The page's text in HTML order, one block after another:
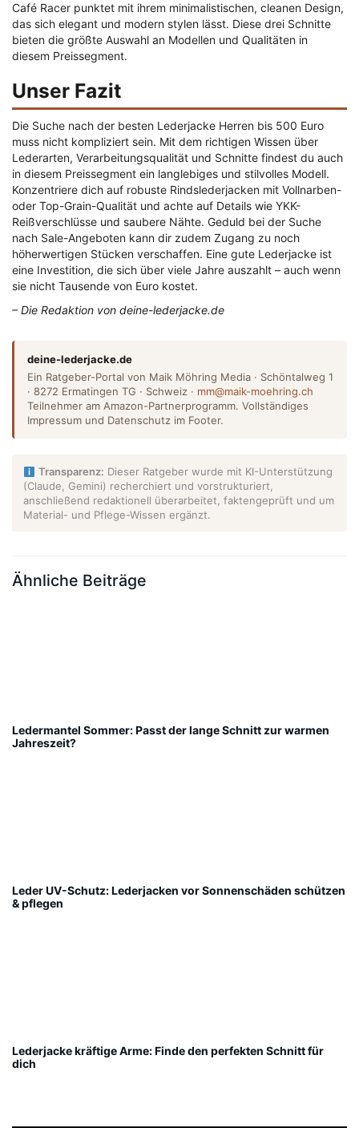
Café Racer punktet mit ihrem minimalistischen, cleanen Design,
das sich elegant und modern stylen lässt. Diese drei Schnitte
bieten die größte Auswahl an Modellen und Qualitäten in
diesem Preissegment.
Unser Fazit
Die Suche nach der besten Lederjacke Herren bis 500 Euro
muss nicht kompliziert sein. Mit dem richtigen Wissen über
Lederarten, Verarbeitungsqualität und Schnitte findest du auch
in diesem Preissegment ein langlebiges und stilvolles Modell.
Konzentriere dich auf robuste Rindslederjacken mit Vollnarben-
oder Top-Grain-Qualität und achte auf Details wie YKK-
Reißverschlüsse und saubere Nähte. Geduld bei der Suche
nach Sale-Angeboten kann dir zudem Zugang zu noch
höherwertigen Stücken verschaffen. Eine gute Lederjacke ist
eine Investition, die sich über viele Jahre auszahlt – auch wenn
sie nicht Tausende von Euro kostet.
– Die Redaktion von deine-lederjacke.de
deine-lederjacke.de
Ein Ratgeber-Portal von Maik Möhring Media · Schöntalweg 1
· 8272 Ermatingen TG · Schweiz · mm@maik-moehring.ch
Teilnehmer am Amazon-Partnerprogramm. Vollständiges
Impressum und Datenschutz im Footer.
Transparenz: Dieser Ratgeber wurde mit KI-Unterstützung
(Claude, Gemini) recherchiert und vorstrukturiert,
anschließend redaktionell überarbeitet, faktengeprüft und um
Material- und Pflege-Wissen ergänzt.
Ähnliche Beiträge
Ledermantel Sommer: Passt der lange Schnitt zur warmen
Jahreszeit?
Leder UV-Schutz: Lederjacken vor Sonnenschäden schützen
& pflegen
Lederjacke kräftige Arme: Finde den perfekten Schnitt für
dich